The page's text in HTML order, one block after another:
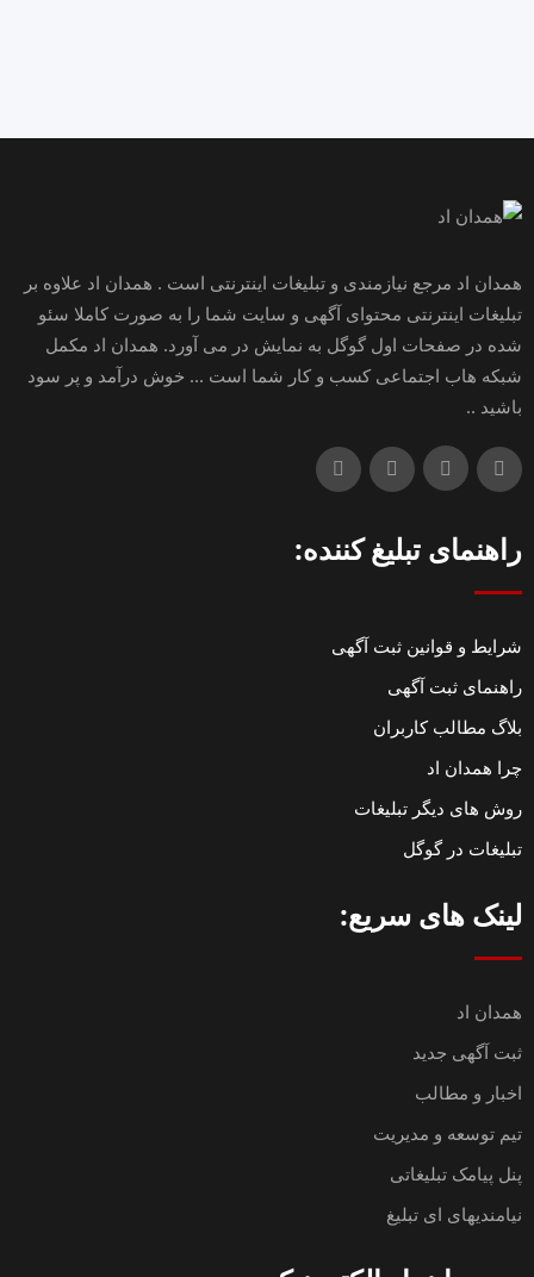
همدان اد مرجع نیازمندی و تبلیغات اینترنتی است . همدان اد علاوه بر
تبلیغات اینترنتی محتوای آگهی و سایت شما را به صورت کاملا سئو
شده در صفحات اول گوگل به نمایش در می آورد. همدان اد مکمل
شبکه هاب اجتماعی کسب و کار شما است ... خوش درآمد و پر سود
باشید ..
راهنمای تبلیغ کننده:
شرایط و قوانین ثبت آگهی
راهنمای ثبت آگهی
بلاگ مطالب کاربران
چرا همدان اد
روش های دیگر تبلیغات
تبلیغات در گوگل
لینک های سریع:
همدان اد
ثبت آگهی جدید
اخبار و مطالب
تیم توسعه و مدیریت
پنل پیامک تبلیغاتی
نیامندیهای ای تبلیغ